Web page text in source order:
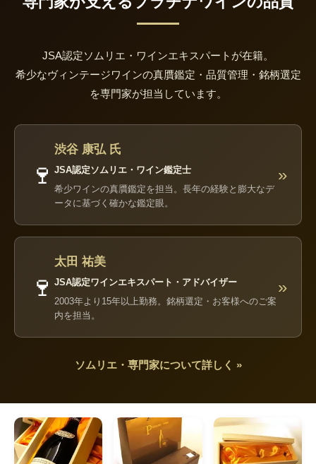
JSA認定ソムリエ・ワインエキスパートが在籍。
希少なヴィンテージワインの真贋鑑定・品質管理・銘柄選定
を専門家が担当しています。
🍷
渋谷 康弘 氏
JSA認定ソムリエ・ワイン鑑定士
希少ワインの真贋鑑定を担当。長年の経験と膨大なデ
ータに基づく確かな鑑定眼。
»
🍷
太田 祐美
JSA認定ワインエキスパート・アドバイザー
2003年より15年以上勤務。銘柄選定・お客様へのご案
内を担当。
»
ソムリエ・専門家について詳しく »